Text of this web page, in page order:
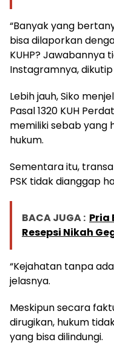
“Banyak yang
bisa dilaporkan
KUHP? Jawabannya
Instagramnya,
Lebih jauh, Siko
Pasal 1320 KUH
memiliki sebab yang
hukum.
Sementara itu,
PSK tidak dianggap
BACA JUGA : Pria
Resepsi Nikah
“Kejahatan tanpa
jelasnya.
Meskipun secara
dirugikan, hukum
yang bisa dilindungi.